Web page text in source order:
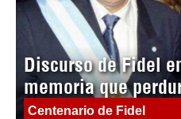
Discurso de Fidel
memoria que
Centenario de Fidel